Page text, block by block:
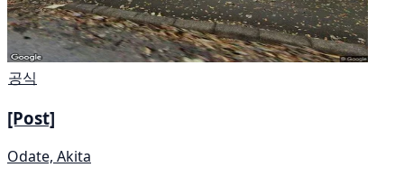
공식
[Post]
Odate, Akita